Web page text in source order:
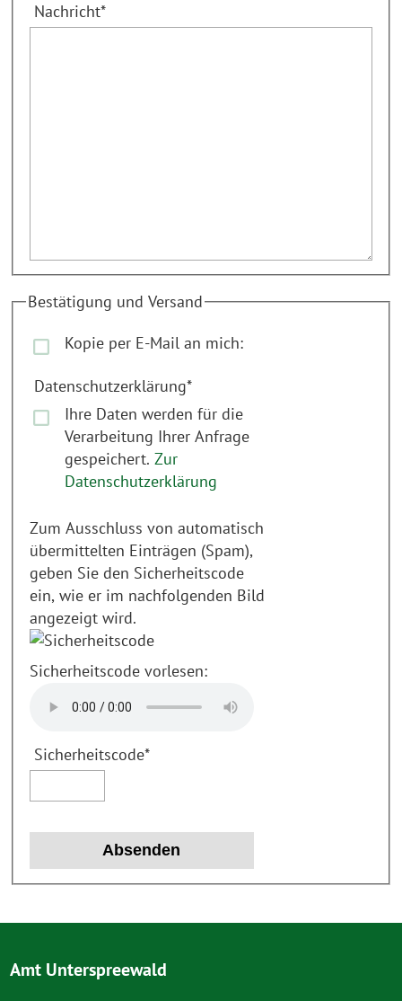
Nachricht*
Bestätigung und Versand
Kopie per E-Mail an mich:
Datenschutzerklärung*
Ihre Daten werden für die
Verarbeitung Ihrer Anfrage
gespeichert. Zur
Datenschutzerklärung
Zum Ausschluss von automatisch
übermittelten Einträgen (Spam),
geben Sie den Sicherheitscode
ein, wie er im nachfolgenden Bild
angezeigt wird.
Sicherheitscode vorlesen:
Sicherheitscode*
Amt Unterspreewald